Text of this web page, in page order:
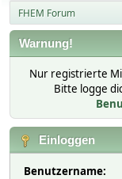
FHEM Forum
Warnung!
Nur registrierte
Bitte logge
Einloggen
Benutzername: